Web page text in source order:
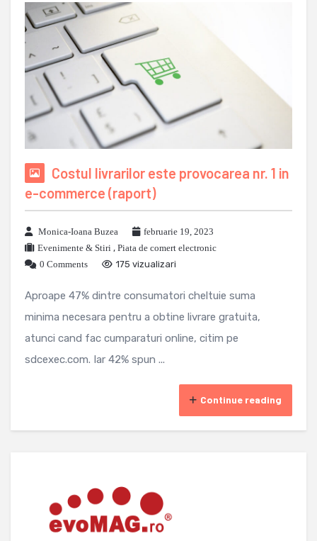
Costul livrarilor este provocarea nr. 1 in
e-commerce (raport)
Monica-Ioana Buzea
februarie 19, 2023
Evenimente & Stiri , Piata de comert electronic
0 Comments
175 vizualizari
Aproape 47% dintre consumatori cheltuie suma
minima necesara pentru a obtine livrare gratuita,
atunci cand fac cumparaturi online, citim pe
sdcexec.com. Iar 42% spun ...
Continue reading